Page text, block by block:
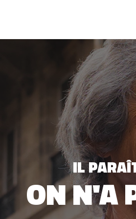
IL
ON N'A
IL
ON NE